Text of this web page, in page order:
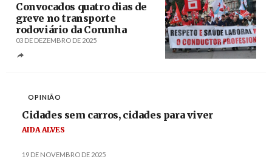
Convocados quatro dias de
greve no transporte
rodoviário da Corunha
03 DE DEZEMBRO DE 2025
OPINIÃO
Cidades sem carros, cidades para viver
AIDA ALVES
19 DE NOVEMBRO DE 2025